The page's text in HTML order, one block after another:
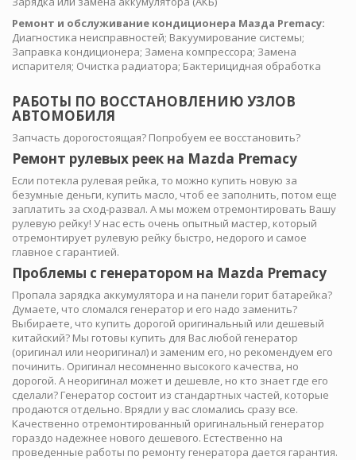
Ремонт и обслуживание кондиционера Мазда Premacy:
Диагностика неисправностей; Вакуумирование системы;
Заправка кондиционера; Замена компрессора; Замена
испарителя; Очистка радиатора; Бактерицидная обработка
РАБОТЫ ПО ВОССТАНОВЛЕНИЮ УЗЛОВ
АВТОМОБИЛЯ
Запчасть дорогостоящая? Попробуем ее восстановить?
Ремонт рулевых реек на Mazda Premacy
Если потекла рулевая рейка, то можно купить новую за
безумные деньги, купить масло, чтоб ее заполнить, потом еще
заплатить за сход-развал. А мы можем отремонтировать Вашу
рулевую рейку! У нас есть очень опытный мастер, который
отремонтирует рулевую рейку быстро, недорого и самое
главное с гарантией.
Проблемы с генератором на Mazda Premacy
Пропала зарядка аккумулятора и на панели горит батарейка?
Думаете, что сломался генератор и его надо заменить?
Выбираете, что купить дорогой оригинальный или дешевый
китайский? Мы готовы купить для Вас любой генератор
(оригинал или неоригинал) и заменим его, но рекомендуем его
починить. Оригинал несомненно высокого качества, но
дорогой. А неоригинал может и дешевле, но кто знает где его
сделали? Генератор состоит из стандартных частей, которые
продаются отдельно. Врядли у вас сломались сразу все.
Качественно отремонтированный оригинальный генератор
гораздо надежнее нового дешевого. Естественно на
проведенные работы по ремонту генератора дается гарантия.